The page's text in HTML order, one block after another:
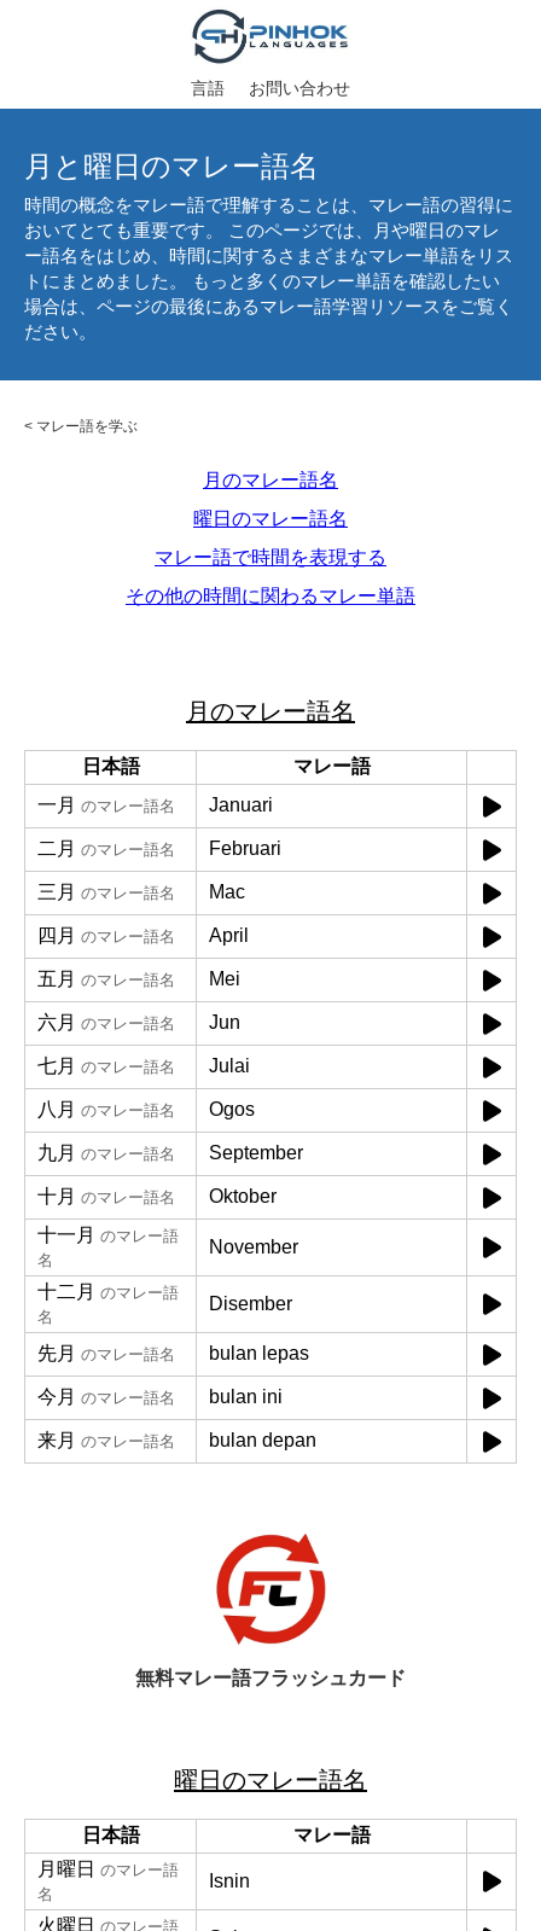
言語 お問い合わせ
月と曜日のマレー語名
時間の概念をマレー語で理解することは、マレー語の習得に
おいてとても重要です。 このページでは、月や曜日のマレ
ー語名をはじめ、時間に関するさまざまなマレー単語をリス
トにまとめました。 もっと多くのマレー単語を確認したい
場合は、ページの最後にあるマレー語学習リソースをご覧く
ださい。
< マレー語を学ぶ
月のマレー語名
曜日のマレー語名
マレー語で時間を表現する
その他の時間に関わるマレー単語
月のマレー語名
日本語
マレー語
一月 のマレー語名 Januari
二月 のマレー語名 Februari
三月 のマレー語名 Mac
四月 のマレー語名 April
五月 のマレー語名 Mei
六月 のマレー語名 Jun
七月 のマレー語名 Julai
八月 のマレー語名 Ogos
九月 のマレー語名 September
十月 のマレー語名
Oktober
十一月 のマレー語
名
November
十二月 のマレー語
名
Disember
先月 のマレー語名 bulan lepas
今月 のマレー語名 bulan ini
来月 のマレー語名 bulan depan
無料マレー語フラッシュカード
曜日のマレー語名
日本語
マレー語
月曜日 のマレー語
名
Isnin
火曜日 のマレー語